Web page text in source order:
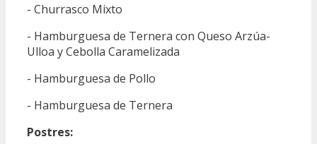
- Churrasco Mixto
- Hamburguesa de Ternera con Queso Arzúa-
Ulloa y Cebolla Caramelizada
- Hamburguesa de Pollo
- Hamburguesa de Ternera
Postres: